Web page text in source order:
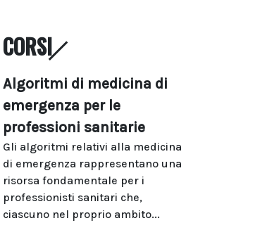
CORSI
Algoritmi di medicina di
emergenza per le
professioni sanitarie
Gli algoritmi relativi alla medicina
di emergenza rappresentano una
risorsa fondamentale per i
professionisti sanitari che,
ciascuno nel proprio ambito...